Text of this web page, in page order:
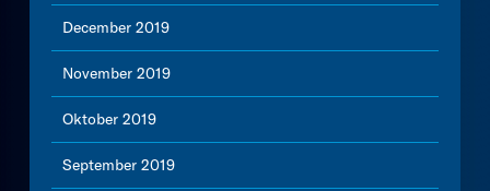
December 2019
November 2019
Oktober 2019
September 2019